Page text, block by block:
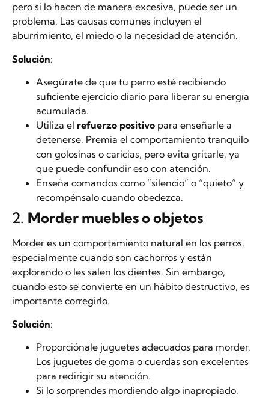
pero si lo hacen de manera excesiva, puede ser un
problema. Las causas comunes incluyen el
aburrimiento, el miedo o la necesidad de atención.
Solución:
Asegúrate de que tu perro esté recibiendo
suficiente ejercicio diario para liberar su energía
acumulada.
Utiliza el refuerzo positivo para enseñarle a
detenerse. Premia el comportamiento tranquilo
con golosinas o caricias, pero evita gritarle, ya
que puede confundir eso con atención.
Enseña comandos como “silencio” o “quieto” y
recompénsalo cuando obedezca.
2. Morder muebles o objetos
Morder es un comportamiento natural en los perros,
especialmente cuando son cachorros y están
explorando o les salen los dientes. Sin embargo,
cuando esto se convierte en un hábito destructivo, es
importante corregirlo.
Solución:
Proporciónale juguetes adecuados para morder.
Los juguetes de goma o cuerdas son excelentes
para redirigir su atención.
Si lo sorprendes mordiendo algo inapropiado,